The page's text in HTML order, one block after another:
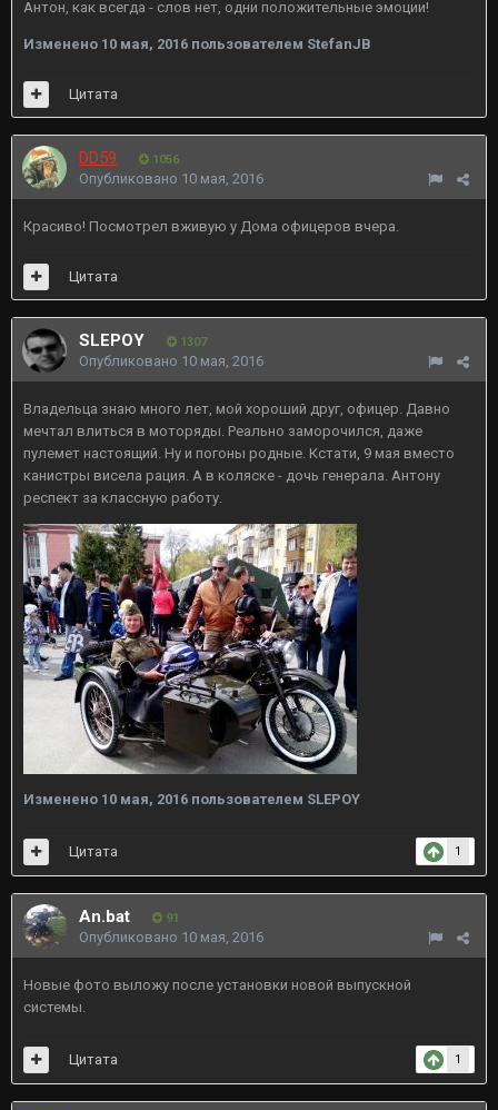
Антон, как всегда - слов нет, одни положительные эмоции!
Изменено 10 мая, 2016 пользователем StefanJB
Цитата
DD59 1056
Опубликовано 10 мая, 2016
Красиво! Посмотрел вживую у Дома офицеров вчера.
Цитата
SLEPOY 1307
Опубликовано 10 мая, 2016
Владельца знаю много лет, мой хороший друг, офицер. Давно
мечтал влиться в моторяды. Реально заморочился, даже
пулемет настоящий. Ну и погоны родные. Кстати, 9 мая вместо
канистры висела рация. А в коляске - дочь генерала. Антону
респект за классную работу.
Изменено 10 мая, 2016 пользователем SLEPOY
1
Цитата
An.bat 91
Опубликовано 10 мая, 2016
Новые фото выложу после установки новой выпускной
системы.
1
Цитата